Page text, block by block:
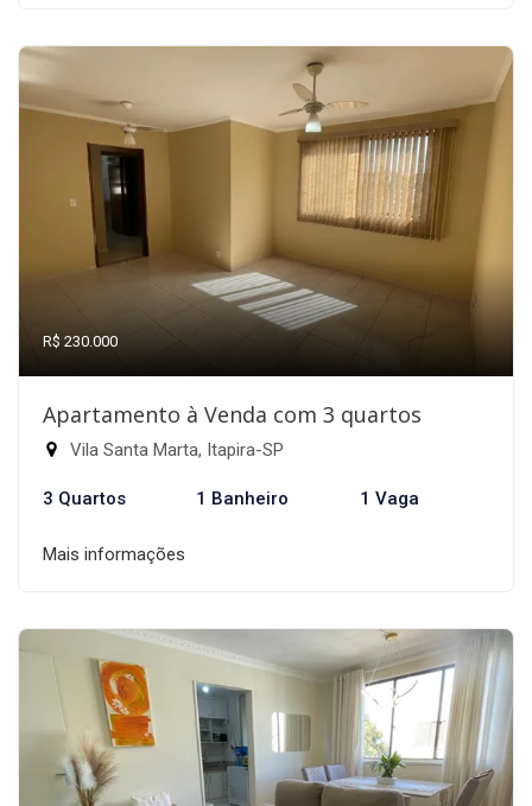
R$ 230.000
Apartamento à Venda com 3 quartos
Vila Santa Marta, Itapira-SP
3 Quartos 1 Banheiro 1 Vaga
Mais informações